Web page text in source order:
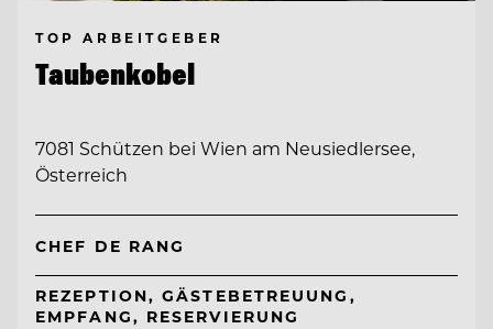
TOP ARBEITGEBER
Taubenkobel
7081 Schützen bei Wien am Neusiedlersee,
Österreich
CHEF DE RANG
REZEPTION, GÄSTEBETREUUNG,
EMPFANG, RESERVIERUNG